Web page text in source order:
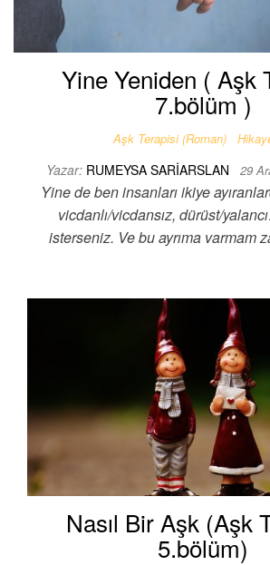
Yine Yeniden ( Aşk
7.bölüm )
Aşk Terapisi (Roman)
Yazar: RUMEYSA SARIARSLAN 29
Yine de ben insanları ikiye
vicdanlı/vicdansız, dürüst/
isterseniz. Ve bu ayrıma varmam
Nasıl Bir Aşk (Aşk
5.bölüm)